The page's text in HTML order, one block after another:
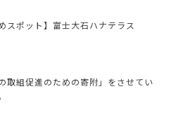
スポット】富士大石ハナテラス
取組促進のための寄附」をさせてい